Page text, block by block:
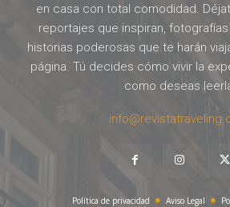
en casa con total comodidad.
reportajes que inspiran,
historias poderosas que te harán
página. Tú decides cómo vivir la
como deseas
Política de privacidad Aviso Legal